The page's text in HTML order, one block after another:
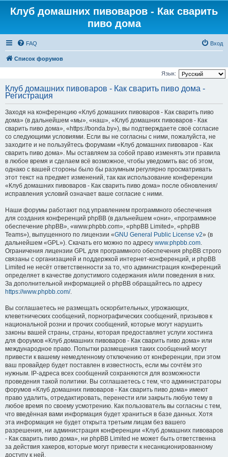
Клуб домашних пивоваров - Как cварить
пиво дома
FAQ Вход
Список форумов
Язык:
Клуб домашних пивоваров - Как cварить пиво дома -
Регистрация
Заходя на конференцию «Клуб домашних пивоваров - Как cварить пиво
дома» (в дальнейшем «мы», «наш», «Клуб домашних пивоваров - Как
cварить пиво дома», «https://bonda.by»), вы подтверждаете своё согласие
со следующими условиями. Если вы не согласны с ними, пожалуйста, не
заходите и не пользуйтесь форумами «Клуб домашних пивоваров - Как
cварить пиво дома». Мы оставляем за собой право изменять эти правила
в любое время и сделаем всё возможное, чтобы уведомить вас об этом,
однако с вашей стороны было бы разумным регулярно просматривать
этот текст на предмет изменений, так как использование конференции
«Клуб домашних пивоваров - Как cварить пиво дома» после обновления/
исправления условий означает ваше согласие с ними.
Наши форумы работают под управлением программного обеспечения
для создания конференций phpBB (в дальнейшем «они», «программное
обеспечение phpBB», «www.phpbb.com», «phpBB Limited», «phpBB
Teams»), выпущенного по лицензии «GNU General Public License v2» (в
дальнейшем «GPL»). Скачать его можно по адресу www.phpbb.com.
Ограничения лицензии GPL для программного обеспечения phpBB строго
связаны с организацией и поддержкой интернет-конференций, и phpBB
Limited не несёт ответственности за то, что администрация конференций
определяет в качестве допустимого содержания и/или поведения в них.
За дополнительной информацией о phpBB обращайтесь по адресу
https://www.phpbb.com/.
Вы соглашаетесь не размещать оскорбительных, угрожающих,
клеветнических сообщений, порнографических сообщений, призывов к
национальной розни и прочих сообщений, которые могут нарушить
законы вашей страны, страны, которая предоставляет услуги хостинга
для форумов «Клуб домашних пивоваров - Как cварить пиво дома» или
международное право. Попытки размещения таких сообщений могут
привести к вашему немедленному отключению от конференции, при этом
ваш провайдер будет поставлен в известность, если мы сочтём это
нужным. IP-адреса всех сообщений сохраняются для возможности
проведения такой политики. Вы соглашаетесь с тем, что администраторы
форумов «Клуб домашних пивоваров - Как cварить пиво дома» имеют
право удалить, отредактировать, перенести или закрыть любую тему в
любое время по своему усмотрению. Как пользователь вы согласны с тем,
что введённая вами информация будет храниться в базе данных. Хотя
эта информация не будет открыта третьим лицам без вашего
разрешения, ни администрация конференции «Клуб домашних пивоваров
- Как cварить пиво дома», ни phpBB Limited не может быть ответственна
за действия хакеров, которые могут привести к несанкционированному
доступу к ней.